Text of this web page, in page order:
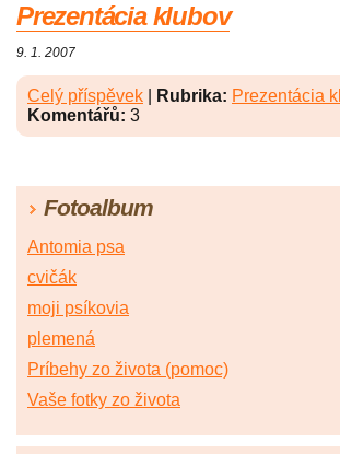
Prezentácia klubov
9. 1. 2007
Celý příspěvek Rubrika: Prezentácia
Komentářů: 3
Fotoalbum
Antomia psa
cvičák
moji psíkovia
plemená
Príbehy zo života (pomoc)
Vaše fotky zo života